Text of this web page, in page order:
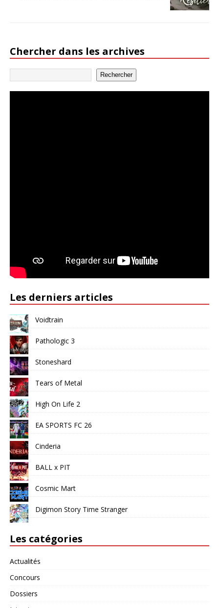
Chercher dans les archives
Rechercher
Les derniers articles
Voidtrain
Pathologic 3
Stoneshard
Tears of Metal
High On Life 2
EA SPORTS FC 26
Cinderia
BALL x PIT
Cosmic Mart
Digimon Story Time Stranger
Les catégories
Actualités
Concours
Dossiers